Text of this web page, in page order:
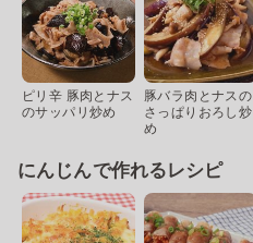
ピリ辛 豚肉とナス
のサッパリ炒め
豚バラ肉とナスの
さっぱりおろし炒
め
にんじんで作れるレシピ